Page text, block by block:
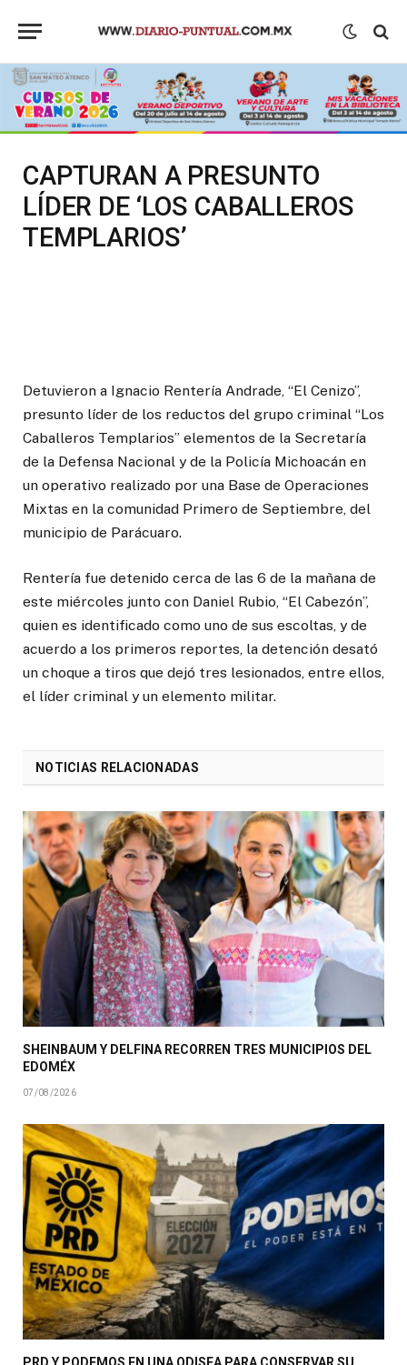
CAPTURAN A PRESUNTO
LÍDER DE ‘LOS CABALLEROS
TEMPLARIOS’
Detuvieron a Ignacio Rentería Andrade, “El Cenizo”,
presunto líder de los reductos del grupo criminal “Los
Caballeros Templarios” elementos de la Secretaría
de la Defensa Nacional y de la Policía Michoacán en
un operativo realizado por una Base de Operaciones
Mixtas en la comunidad Primero de Septiembre, del
municipio de Parácuaro.
Rentería fue detenido cerca de las 6 de la mañana de
este miércoles junto con Daniel Rubio, “El Cabezón”,
quien es identificado como uno de sus escoltas, y de
acuerdo a los primeros reportes, la detención desató
un choque a tiros que dejó tres lesionados, entre ellos,
el líder criminal y un elemento militar.
NOTICIAS RELACIONADAS
SHEINBAUM Y DELFINA RECORREN TRES MUNICIPIOS DEL
EDOMÉX
07/08/2026
PRD Y PODEMOS EN UNA ODISEA PARA CONSERVAR SU